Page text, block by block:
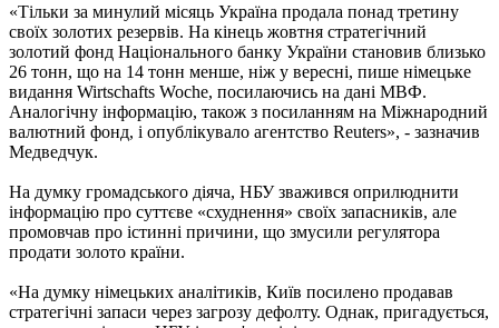
«Тільки за минулий місяць Україна продала понад третину
своїх золотих резервів. На кінець жовтня стратегічний
золотий фонд Національного банку України становив близько
26 тонн, що на 14 тонн менше, ніж у вересні, пише німецьке
видання Wirtschafts Woche, посилаючись на дані МВФ.
Аналогічну інформацію, також з посиланням на Міжнародний
валютний фонд, і опублікувало агентство Reuters», - зазначив
Медведчук.
На думку громадського діяча, НБУ зважився оприлюднити
інформацію про суттєве «схуднення» своїх запасників, але
промовчав про істинні причини, що змусили регулятора
продати золото країни.
«На думку німецьких аналітиків, Київ посилено продавав
стратегічні запаси через загрозу дефолту. Однак, пригадується,